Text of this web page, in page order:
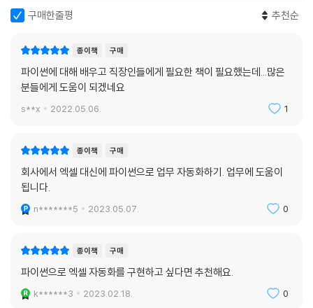
___[좀 더 알아보기] 산점도 그리기
ㄴ핵심 함수ㅣbar( )
___원 그래프
ㄴ핵심 함수ㅣpie( )
___[좀 더 알아보기] explode 속성으로 원하는 조각만 분리하여 출력하
ㄴ핵심 함수ㅣhist( )
___상자 수염 그래프
ㄴ핵심 함수ㅣboxplot()
___[좀 더 알아보기] 산점도와 선 그래프 함께 그리기
___pandas 그래프 종류
___실습 데이터 불러오기
___선 그래프
능!
· 웹에 존재하는 모든 데이터, 업무 자동화로 간단하게 수집하자!
구매한줄평 추천순
종이책 구매
파이썬에 대해 배우고 직장인들에게 필요한 책이 필요했는데...많은
분들에게 도움이 되겠네요
s**x 2022.05.06. 1
종이책 구매
회사에서 엑셀 대신에 파이썬으로 업무 자동화하기. 업무에 도움이
됩니다.
n*******5 2023.05.07. 0
종이책 구매
파이썬으로 엑셀 자동화를 구현하고 싶다면 추천해요.
k******3 2023.02.18. 0